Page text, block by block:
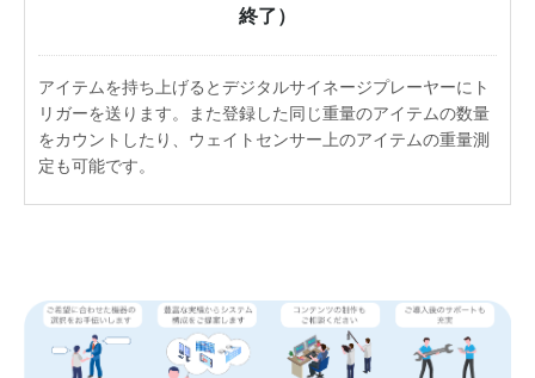
終了）
アイテムを持ち上げるとデジタルサイネージプレーヤーにト
リガーを送ります。また登録した同じ重量のアイテムの数量
をカウントしたり、ウェイトセンサー上のアイテムの重量測
定も可能です。